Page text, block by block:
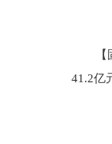
【固
41.2亿